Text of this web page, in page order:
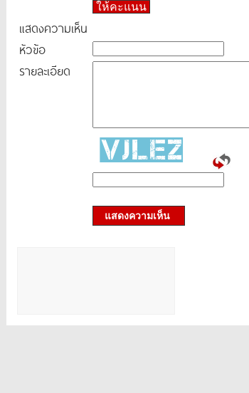
ให้คะแนน
แสดงความเห็น
หัวข้อ
รายละเอียด
แสดงความเห็น